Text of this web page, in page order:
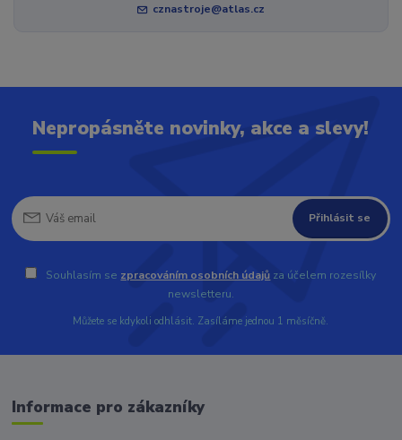
cznastroje@atlas.cz
Nepropásněte novinky, akce a slevy!
Přihlásit se
Souhlasím se zpracováním osobních údajů za účelem rozesílky
newsletteru.
Můžete se kdykoli odhlásit. Zasíláme jednou 1 měsíčně.
Informace pro zákazníky